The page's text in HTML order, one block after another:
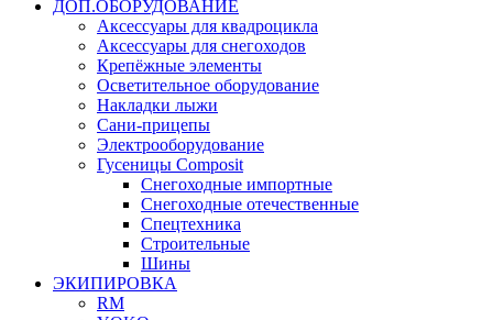
ДОП.ОБОРУДОВАНИЕ
Аксессуары для квадроцикла
Аксессуары для снегоходов
Крепёжные элементы
Осветительное оборудование
Накладки лыжи
Сани-прицепы
Электрооборудование
Гусеницы Composit
Снегоходные импортные
Снегоходные отечественные
Спецтехника
Строительные
Шины
ЭКИПИРОВКА
RM